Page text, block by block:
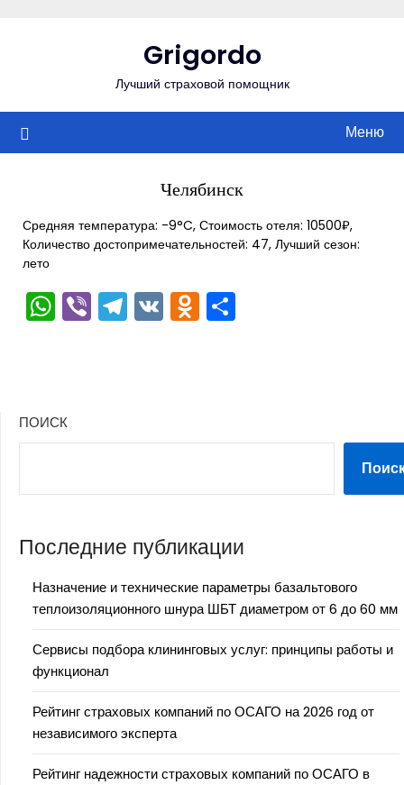
Grigordo
Лучший страховой помощник
Меню
Челябинск
Средняя температура: -9°C, Стоимость отеля: 10500₽,
Количество достопримечательностей: 47, Лучший сезон:
лето
WhatsApp
ViberTelegram
VKOdnoklassniki
ПОИСК
Последние публикации
Назначение и технические параметры базальтового
теплоизоляционного шнура ШБТ диаметром от 6 до 60 мм
Сервисы подбора клининговых услуг: принципы работы и
функционал
Рейтинг страховых компаний по ОСАГО на 2026 год от
независимого эксперта
Рейтинг надежности страховых компаний по ОСАГО в